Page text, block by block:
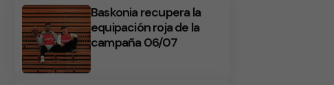
Baskonia recupera la
equipación roja de la
campaña 06/07